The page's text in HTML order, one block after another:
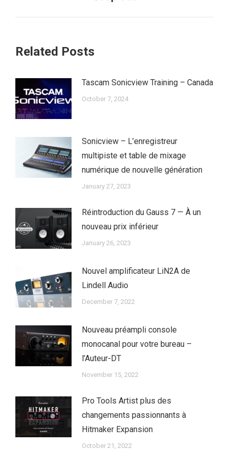
Related Posts
Tascam Sonicview Training – Canada
October 7, 2024
Sonicview – L’enregistreur
multipiste et table de mixage
numérique de nouvelle génération
January 27, 2023
Réintroduction du Gauss 7 — À un
nouveau prix inférieur
January 26, 2023
Nouvel amplificateur LiN2A de
Lindell Audio
December 7, 2022
Nouveau préampli console
monocanal pour votre bureau –
l’Auteur-DT
November 15, 2022
Pro Tools Artist plus des
changements passionnants à
Hitmaker Expansion
October 21, 2022